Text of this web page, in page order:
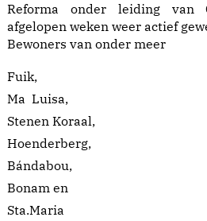
Reforma onder leiding
afgelopen weken weer actief
Bewoners van onder meer
Fuik,
Ma Luisa,
Stenen Koraal,
Hoenderberg,
Bándabou,
Bonam en
Sta.Maria